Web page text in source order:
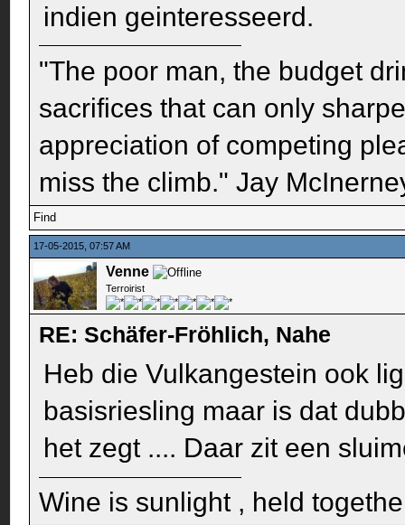
indien geinteresseerd.
"The poor man, the budget
sacrifices that can only
appreciation of competing
miss the climb." Jay
Find
17-05-2015, 07:57 AM
Venne
Terroirist
RE: Schäfer-Fröhlich, Nahe
Heb die Vulkangestein ook
basisriesling maar is dat
het zegt .... Daar zit een
Wine is sunlight , held